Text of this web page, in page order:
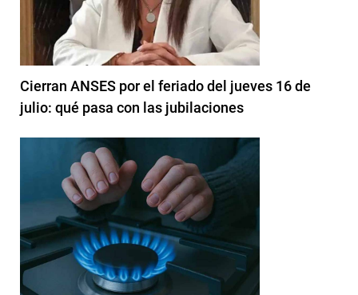
Cierran ANSES por el feriado del jueves 16 de
julio: qué pasa con las jubilaciones